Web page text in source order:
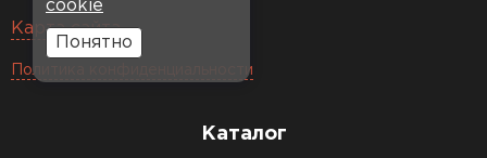
Карта сайта
Политика конфиденциальности
Каталог
cookie
Понятно